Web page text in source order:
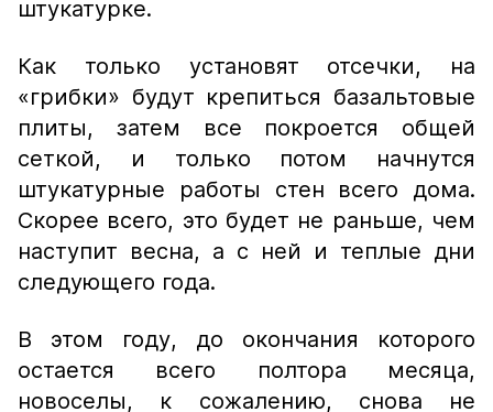
штукатурке.
Как только установят отсечки, на
«грибки» будут крепиться базальтовые
плиты, затем все покроется общей
сеткой, и только потом начнутся
штукатурные работы стен всего дома.
Скорее всего, это будет не раньше, чем
наступит весна, а с ней и теплые дни
следующего года.
В этом году, до окончания которого
остается всего полтора месяца,
новоселы, к сожалению, снова не